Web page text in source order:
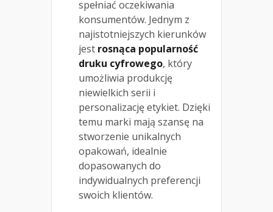
spełniać oczekiwania
konsumentów. Jednym z
najistotniejszych kierunków
jest rosnąca popularność
druku cyfrowego, który
umożliwia produkcję
niewielkich serii i
personalizację etykiet. Dzięki
temu marki mają szansę na
stworzenie unikalnych
opakowań, idealnie
dopasowanych do
indywidualnych preferencji
swoich klientów.